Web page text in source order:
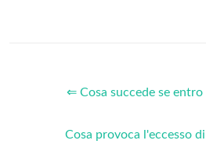
⇐ Cosa succede se entro
Cosa provoca l'eccesso